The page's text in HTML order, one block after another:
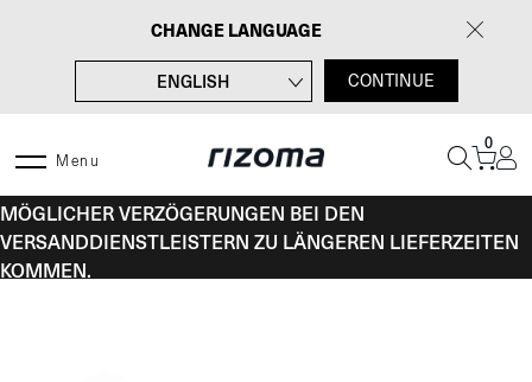
CHANGE LANGUAGE
ENGLISH
ITALIANO
ESPAÑOL
CONTINUE
Menu
0
MÖGLICHER VERZÖGERUNGEN BEI DEN
VERSANDDIENSTLEISTERN ZU LÄNGEREN LIEFERZEITEN
KOMMEN.